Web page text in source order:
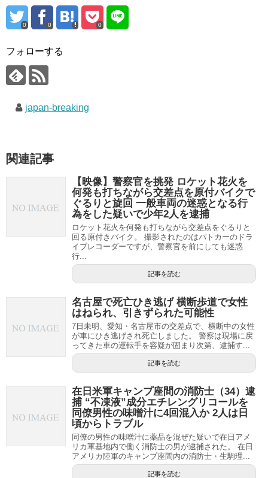
0 0 0
フォローする
japan-breaking
関連記事
【映像】警察官を挑発 ロケット花火を
何発も打ちながら交差点を原付バイクで
ぐるりと旋回 一般車両の迷惑となる行
為をした疑いで少年2人を逮捕
ロケット花火を何発も打ちながら交差点をぐるりと
回る原付きバイク。 撮影されたのはパトカーのドラ
イブレコーダーですが、警察官を前にしても迷惑
行...
記事を読む
名古屋で死亡ひき逃げ 横断歩道で女性
はねられ、引きずられた可能性
7日未明、愛知・名古屋市の交差点で、横断中の女性
が車にひき逃げされ死亡しました。 警察は現場に戻
ってきた車の運転手を容疑が固まり次第、逮捕す...
記事を読む
在日米軍キャンプ座間の消防士（34）逮
捕 “不凍液”成分エチレングリコールを
同僚男性の味噌汁に4回混入か 2人は日
頃からトラブル
同僚の男性の味噌汁に薬品を混ぜた疑いで在日アメ
リカ軍基地内で働く消防士の男が逮捕された。 在日
アメリカ陸軍のキャンプ座間内の消防士・生駒理...
記事を読む